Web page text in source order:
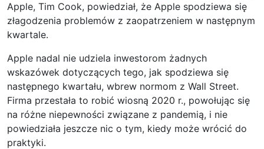
Apple, Tim Cook, powiedział, że Apple spodziewa się
złagodzenia problemów z zaopatrzeniem w następnym
kwartale.
Apple nadal nie udziela inwestorom żadnych
wskazówek dotyczących tego, jak spodziewa się
następnego kwartału, wbrew normom z Wall Street.
Firma przestała to robić wiosną 2020 r., powołując się
na różne niepewności związane z pandemią, i nie
powiedziała jeszcze nic o tym, kiedy może wrócić do
praktyki.